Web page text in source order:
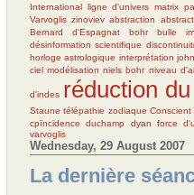
International ligne d'univers matrix
Varvoglis zinoviev abstraction
Bernard d'Espagnat
bohr bulle
désinformation scientifique
horloge astrologique interprétation
ciel modélisation niels bohr niveau
d'indes réduction
Staune télépathie zodiaque Conscient
cpïncidence
duchamp dyan force
varvoglis
Wednesday, 29 August 2007
La dernière